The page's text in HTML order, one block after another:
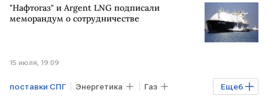
"Нафтогаз" и Argent LNG подписали
меморандум о сотрудничестве
15 июля, 19:09
Еще6
поставки СПГ Энергетика Газ